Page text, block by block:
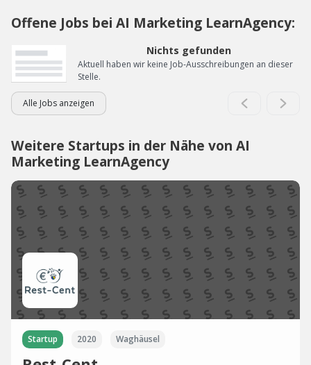
Offene Jobs bei AI Marketing LearnAgency:
Nichts gefunden
Aktuell haben wir keine Job-Ausschreibungen an dieser
Stelle.
Alle Jobs anzeigen
Weitere Startups in der Nähe von AI
Marketing LearnAgency
Startup 2020 Waghäusel